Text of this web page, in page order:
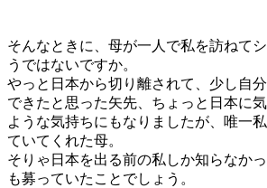
そんなときに、 母が一人で私を訪ねて
うではないですか。
やっと日本から切り離されて、少し自
できたと思った矢先、ちょっと日本に
ような気持ちにもなりましたが、唯一
ていてくれた母。
そりゃ日本を出る前の私しか知らなか
も募っていたことでしょう。